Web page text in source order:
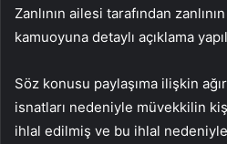
Zanlının ailesi tarafından
kamuoyuna detaylı açıklama
Söz konusu paylaşıma ilişkin
isnatları nedeniyle müvekkilin
ihlal edilmiş ve bu ihlal